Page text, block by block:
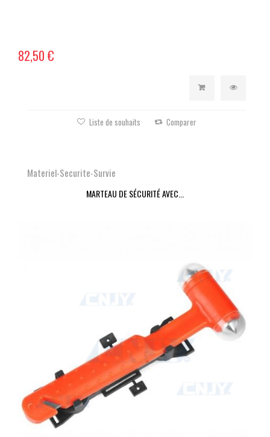
82,50 €
Liste de souhaits Comparer
Materiel-Securite-Survie
MARTEAU DE SÉCURITÉ AVEC...